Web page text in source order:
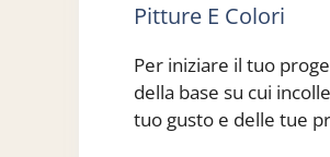
Pitture E Colori
Per iniziare il tuo
della base su cui
tuo gusto e delle tue